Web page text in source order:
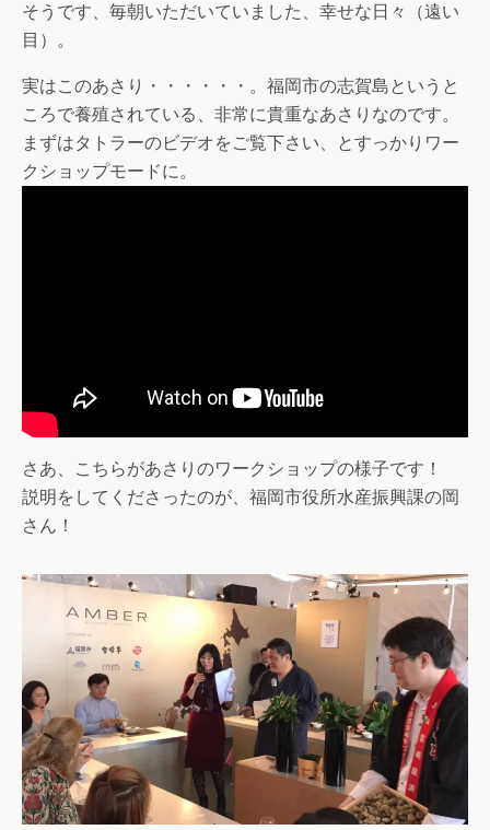
そうです、毎朝いただいていました、幸せな日々（遠い
目）。
実はこのあさり・・・・・・。福岡市の志賀島というと
ころで養殖されている、非常に貴重なあさりなのです。
まずはタトラーのビデオをご覧下さい、とすっかりワー
クショップモードに。
さあ、こちらがあさりのワークショップの様子です！
説明をしてくださったのが、福岡市役所水産振興課の岡
さん！